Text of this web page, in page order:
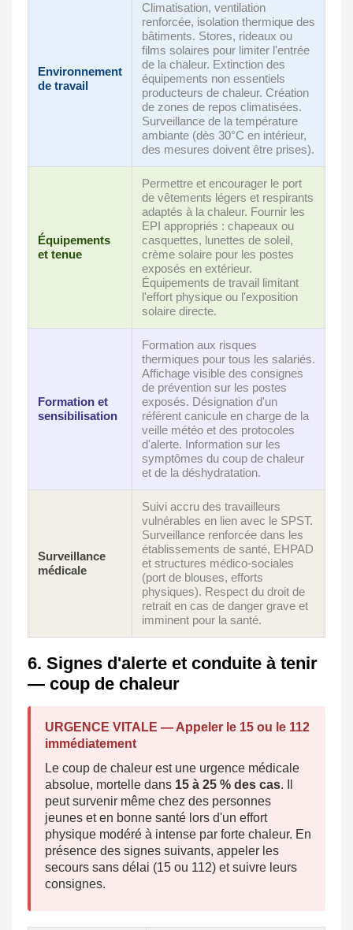
Environnement
de travail
Climatisation, ventilation
renforcée, isolation thermique des
bâtiments. Stores, rideaux ou
films solaires pour limiter l'entrée
de la chaleur. Extinction des
équipements non essentiels
producteurs de chaleur. Création
de zones de repos climatisées.
Surveillance de la température
ambiante (dès 30°C en intérieur,
des mesures doivent être prises).
Équipements
et tenue
Permettre et encourager le port
de vêtements légers et respirants
adaptés à la chaleur. Fournir les
EPI appropriés : chapeaux ou
casquettes, lunettes de soleil,
crème solaire pour les postes
exposés en extérieur.
Équipements de travail limitant
l'effort physique ou l'exposition
solaire directe.
Formation et
sensibilisation
Formation aux risques
thermiques pour tous les salariés.
Affichage visible des consignes
de prévention sur les postes
exposés. Désignation d'un
référent canicule en charge de la
veille météo et des protocoles
d'alerte. Information sur les
symptômes du coup de chaleur
et de la déshydratation.
Surveillance
médicale
Suivi accru des travailleurs
vulnérables en lien avec le SPST.
Surveillance renforcée dans les
établissements de santé, EHPAD
et structures médico-sociales
(port de blouses, efforts
physiques). Respect du droit de
retrait en cas de danger grave et
imminent pour la santé.
6. Signes d'alerte et conduite à tenir
— coup de chaleur
URGENCE VITALE — Appeler le 15 ou le 112
immédiatement
Le coup de chaleur est une urgence médicale
absolue, mortelle dans 15 à 25 % des cas. Il
peut survenir même chez des personnes
jeunes et en bonne santé lors d'un effort
physique modéré à intense par forte chaleur. En
présence des signes suivants, appeler les
secours sans délai (15 ou 112) et suivre leurs
consignes.